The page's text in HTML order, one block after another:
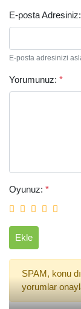
E-posta Adresiniz:
E-posta adresinizi
Yorumunuz: *
Oyunuz: *
Ekle
SPAM, konu
yorumlar